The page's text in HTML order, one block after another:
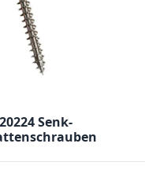
Senk-